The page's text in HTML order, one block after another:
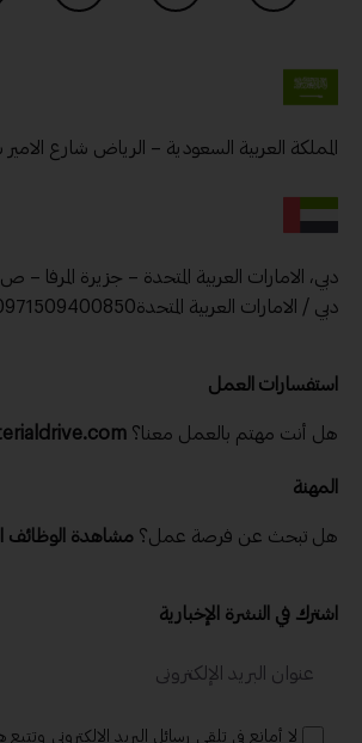
المملكة العربية السعودية – الرياض شارع
دبي / الامارات العربية المتحدة00971509400850
استفسارات العمل
هل أنت مهتم بالعمل معنا؟
المهنة
هل تبحث عن فرصة عمل؟ مشاهدة الوظائف
اشترك في النشرة الإخبارية
لا أمانع في تلقي رسائل البريد الإلكتروني
تابع نشراتنا الإخبارية اليومية